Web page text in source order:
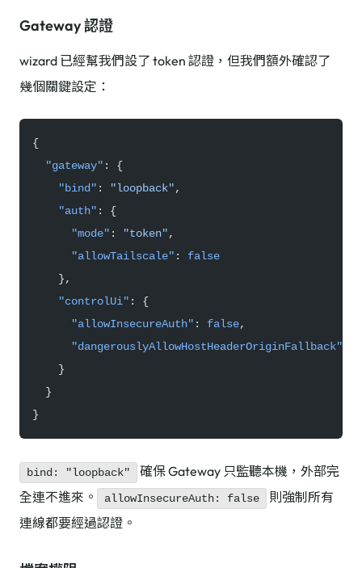
Gateway 認證
wizard 已經幫我們設了 token 認證，但我們額外確認了
幾個關鍵設定：
{
  "gateway"
: {
    "bind"
: "loopback",
    "auth"
: {
      "mode"
: "token",
      "allowTailscale"
: false
    },
    "controlUi"
: {
      "allowInsecureAuth"
: false,
      "dangerouslyAllowHostHeaderOriginFallback"
    }
  }
}
bind: "loopback"
確保 Gateway 只監聽本機，外部完
全連不進來。
allowInsecureAuth: false
則強制所有
連線都要經過認證。